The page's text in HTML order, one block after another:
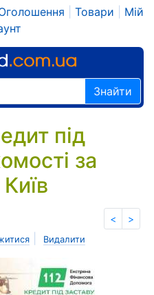
Товари
Мій
Знайти
під
за
< >
Видалити